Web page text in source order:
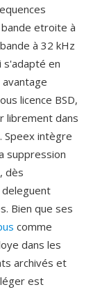
etroite à
à 32 kHz
s'adapté en
licence BSD,
librement dans
Speex intègre
suppression
dès
Bien que ses
comme
dans les
archivés et
est